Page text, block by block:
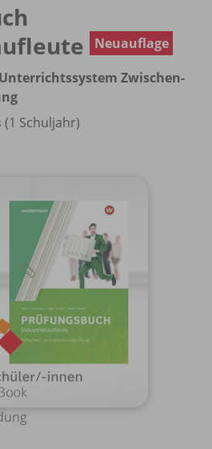
Neuauflage
Zwischen-
Schuljahr)